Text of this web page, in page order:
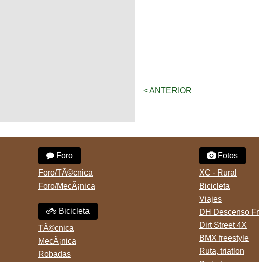
< ANTERIOR
Foro
Foro/TÃ©cnica
Foro/MecÃ¡nica
Bicicleta
TÃ©cnica
MecÃ¡nica
Robadas
Fotos
XC - Rural
Bicicleta
Viajes
DH Descenso
Dirt Street 4X
BMX freestyle
Ruta, triatlon